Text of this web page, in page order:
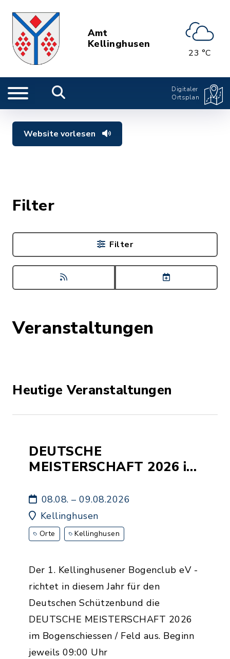
Amt
Kellinghusen
23 °C
Digitaler
Ortsplan
Website vorlesen
Veranstaltungen
Heutige Veranstaltungen
DEUTSCHE
MEISTERSCHAFT 2026 im
08.08. – 09.08.2026
Kellinghusen
Orte Kellinghusen
Der 1. Kellinghusener Bogenclub eV -
richtet in diesem Jahr für den
Deutschen Schützenbund die
DEUTSCHE MEISTERSCHAFT 2026
im Bogenschiessen / Feld aus. Beginn
jeweils 09:00 Uhr
Filter
Filter